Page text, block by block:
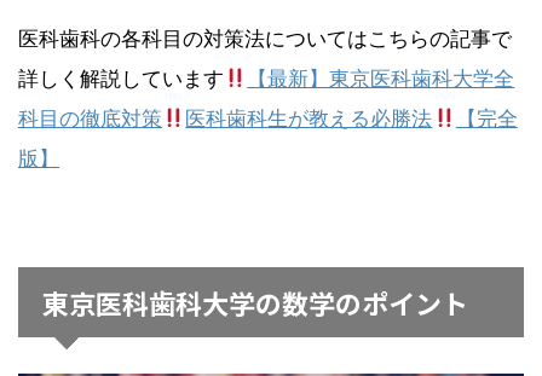
医科歯科の各科目の対策法についてはこちらの記事で
詳しく解説しています
【最新】東京医科歯科大学全
科目の徹底対策
医科歯科生が教える必勝法
【完全
版】
東京医科歯科大学の数学のポイント